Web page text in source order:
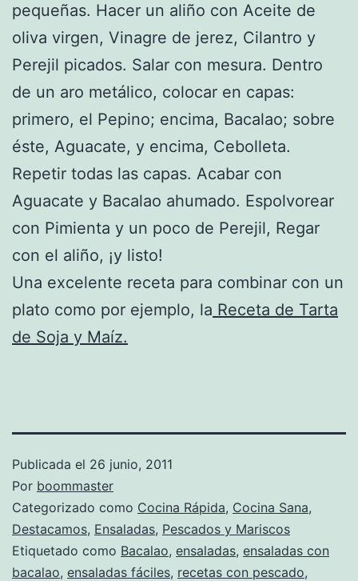
pequeñas. Hacer un aliño con Aceite de
oliva virgen, Vinagre de jerez, Cilantro y
Perejil picados. Salar con mesura. Dentro
de un aro metálico, colocar en capas:
primero, el Pepino; encima, Bacalao; sobre
éste, Aguacate, y encima, Cebolleta.
Repetir todas las capas. Acabar con
Aguacate y Bacalao ahumado. Espolvorear
con Pimienta y un poco de Perejil, Regar
con el aliño, ¡y listo!
Una excelente receta para combinar con un
plato como por ejemplo, la Receta de Tarta
de Soja y Maíz.
Publicada el 26 junio, 2011
Por boommaster
Categorizado como Cocina Rápida, Cocina Sana,
Destacamos, Ensaladas, Pescados y Mariscos
Etiquetado como Bacalao, ensaladas, ensaladas con
bacalao, ensaladas fáciles, recetas con pescado,